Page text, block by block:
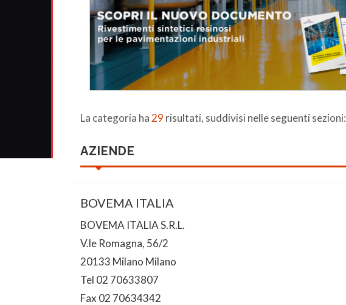
La categoria ha 29 risultati, suddivisi nelle seguenti sezioni:
AZIENDE
BOVEMA ITALIA
BOVEMA ITALIA S.R.L.
V.le Romagna, 56/2
20133 Milano Milano
Tel 02 70633807
Fax 02 70634342